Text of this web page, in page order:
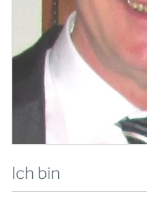
Ich bin